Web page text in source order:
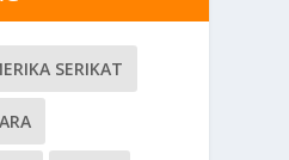
SERIKAT